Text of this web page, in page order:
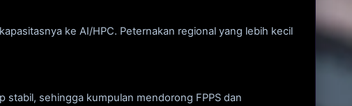
ke AI/HPC. Peternakan regional yang lebih kecil
stabil, sehingga kumpulan mendorong FPPS dan